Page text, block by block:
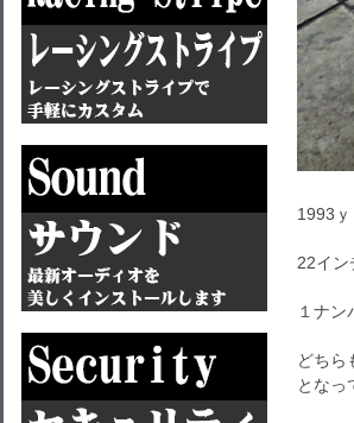
1993
22イン
１ナ
どちら
となっ